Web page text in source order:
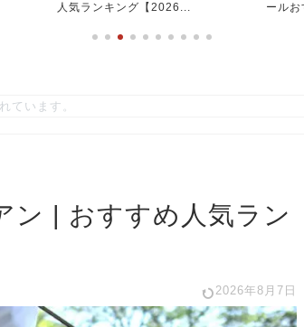
人気ランキング【2026...
ール
ています。
ン | おすすめ人気ラン
2026年8月7日